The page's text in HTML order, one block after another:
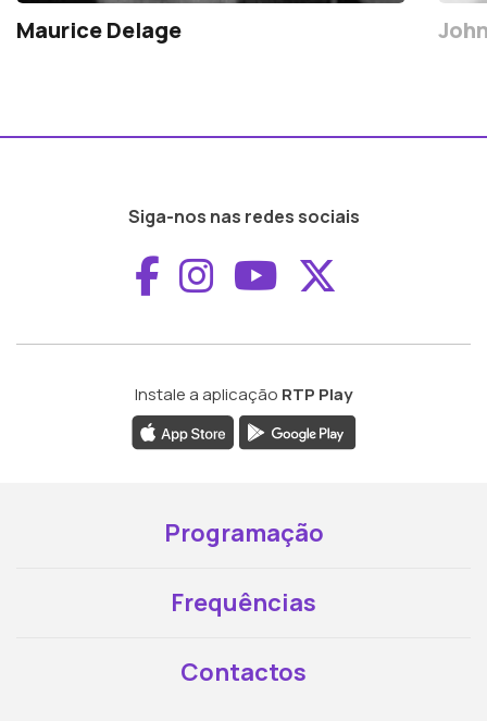
Maurice Delage
Siga-nos nas redes sociais
Aceder ao
Aceder ao
Aceder ao
Instale a aplicação RTP Play
Programação
Frequências
Contactos